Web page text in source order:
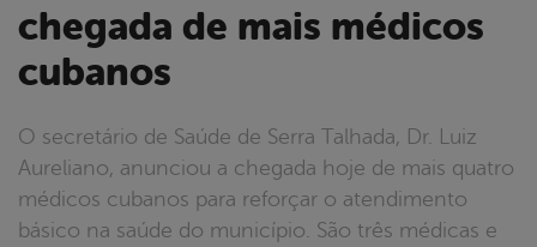
chegada de mais médicos
cubanos
O secretário de Saúde de Serra Talhada, Dr. Luiz
Aureliano, anunciou a chegada hoje de mais quatro
médicos cubanos para reforçar o atendimento
básico na saúde do município. São três médicas e